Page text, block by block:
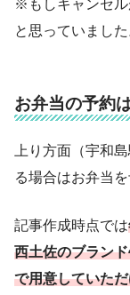
※もしキャンセル
と思っていました
お弁当の予約
上り方面（宇和
る場合はお弁当
記事作成時点では
西土佐のブラン
で用意していた